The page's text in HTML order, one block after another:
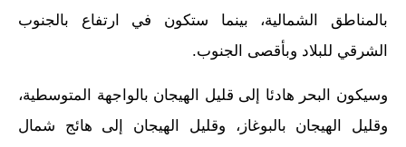
بالمناطق الشمالية، بينما ستكون في ارتفاع بالجنوب
الشرقي للبلاد وبأقصى الجنوب.
وسيكون البحر هادئا إلى قليل الهيجان بالواجهة المتوسطية،
وقليل الهيجان بالبوغاز، وقليل الهيجان إلى هائج شمال